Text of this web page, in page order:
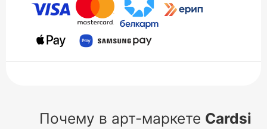
Почему в арт-маркете Cardsi